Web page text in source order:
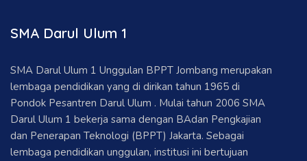
SMA Darul Ulum 1
SMA Darul Ulum 1 Unggulan BPPT Jombang merupakan
lembaga pendidikan yang di dirikan tahun 1965 di
Pondok Pesantren Darul Ulum . Mulai tahun 2006 SMA
Darul Ulum 1 bekerja sama dengan BAdan Pengkajian
dan Penerapan Teknologi (BPPT) Jakarta. Sebagai
lembaga pendidikan unggulan, institusi ini bertujuan